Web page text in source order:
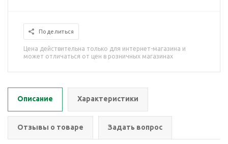
Поделиться
Цена действительна только для интернет-магазина и
может отличаться от цен в розничных магазинах
Описание Характеристики
Отзывы о товаре Задать вопрос